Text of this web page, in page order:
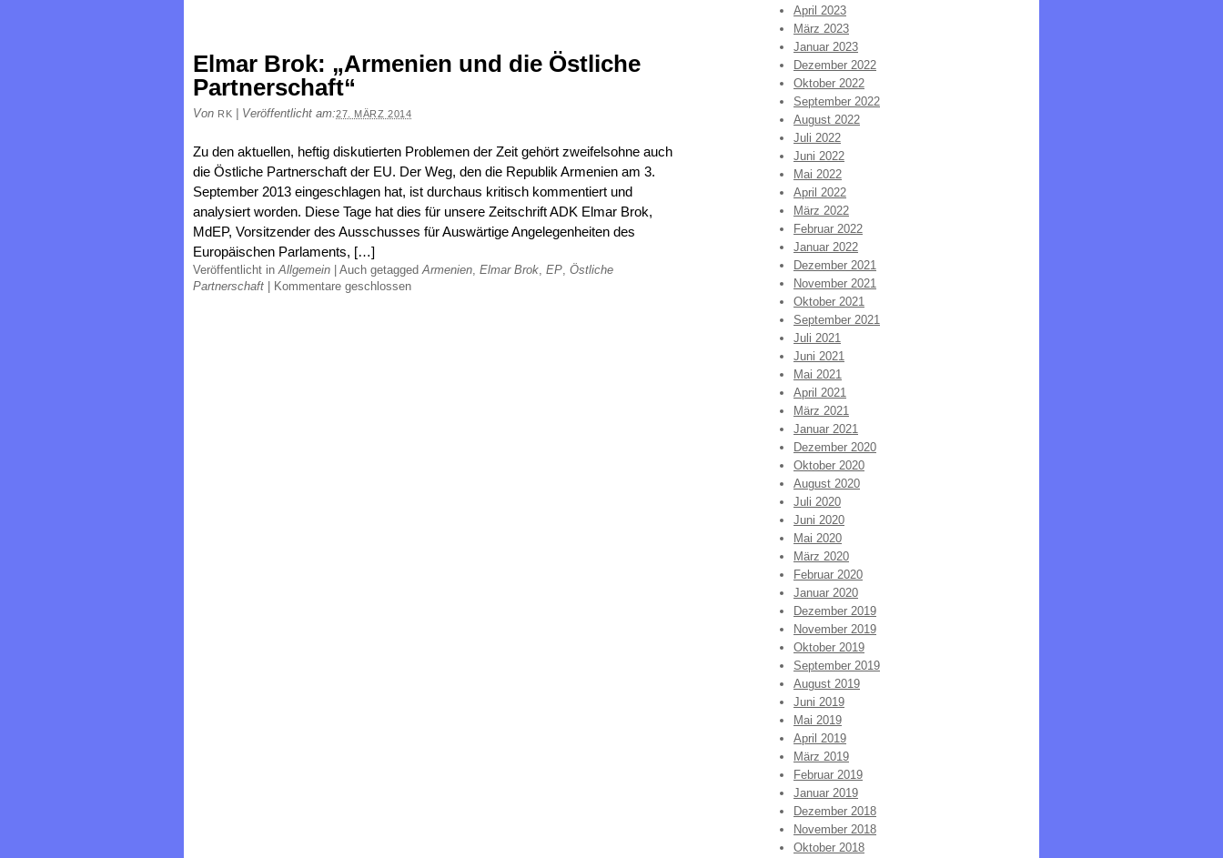
Elmar Brok: „Armenien und die Östliche
Partnerschaft“
Von RK Veröffentlicht am:27. MÄRZ 2014
Zu den aktuellen, heftig diskutierten Problemen der Zeit gehört zweifelsohne auch
die Östliche Partnerschaft der EU. Der Weg, den die Republik Armenien am 3.
September 2013 eingeschlagen hat, ist durchaus kritisch kommentiert und
analysiert worden. Diese Tage hat dies für unsere Zeitschrift ADK Elmar Brok,
MdEP, Vorsitzender des Ausschusses für Auswärtige Angelegenheiten des
Europäischen Parlaments, […]
Veröffentlicht inAllgemein Auch getaggedArmenien, Elmar Brok, EP, Östliche
Partnerschaft
Kommentare geschlossen
April 2023
März 2023
Januar 2023
Dezember 2022
Oktober 2022
September 2022
August 2022
Juli 2022
Juni 2022
Mai 2022
April 2022
März 2022
Februar 2022
Januar 2022
Dezember 2021
November 2021
Oktober 2021
September 2021
Juli 2021
Juni 2021
Mai 2021
April 2021
März 2021
Januar 2021
Dezember 2020
Oktober 2020
August 2020
Juli 2020
Juni 2020
Mai 2020
März 2020
Februar 2020
Januar 2020
Dezember 2019
November 2019
Oktober 2019
September 2019
August 2019
Juni 2019
Mai 2019
April 2019
März 2019
Februar 2019
Januar 2019
Dezember 2018
November 2018
Oktober 2018